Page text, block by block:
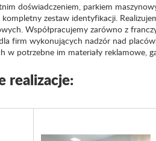
doświadczeniem, parkiem
zestaw identyfikacji.
Współpracujemy zarówno z
firm wykonujących nadzór nad
w potrzebne im materiały reklamowe,
realizacje: